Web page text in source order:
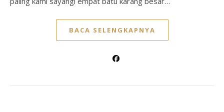
BACA SELENGKAPNYA